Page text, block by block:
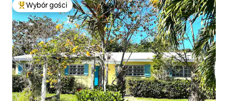
Najpopularniejsze z kategorii Wybór gości
Wybór gości